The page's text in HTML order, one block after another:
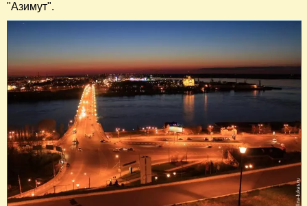
"Азимут".